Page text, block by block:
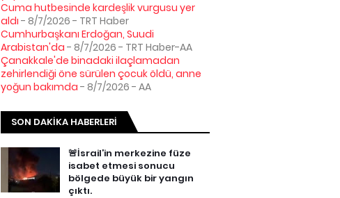
Cuma hutbesinde kardeşlik vurgusu yer
aldı - 8/7/2026 - TRT Haber
Cumhurbaşkanı Erdoğan, Suudi
Arabistan'da - 8/7/2026 - TRT Haber-AA
Çanakkale'de binadaki ilaçlamadan
zehirlendiği öne sürülen çocuk öldü, anne
yoğun bakımda - 8/7/2026 - AA
SON DAKIKA HABERLERI
🚨İsrail’in merkezine füze
isabet etmesi sonucu
bölgede büyük bir yangın
çıktı.